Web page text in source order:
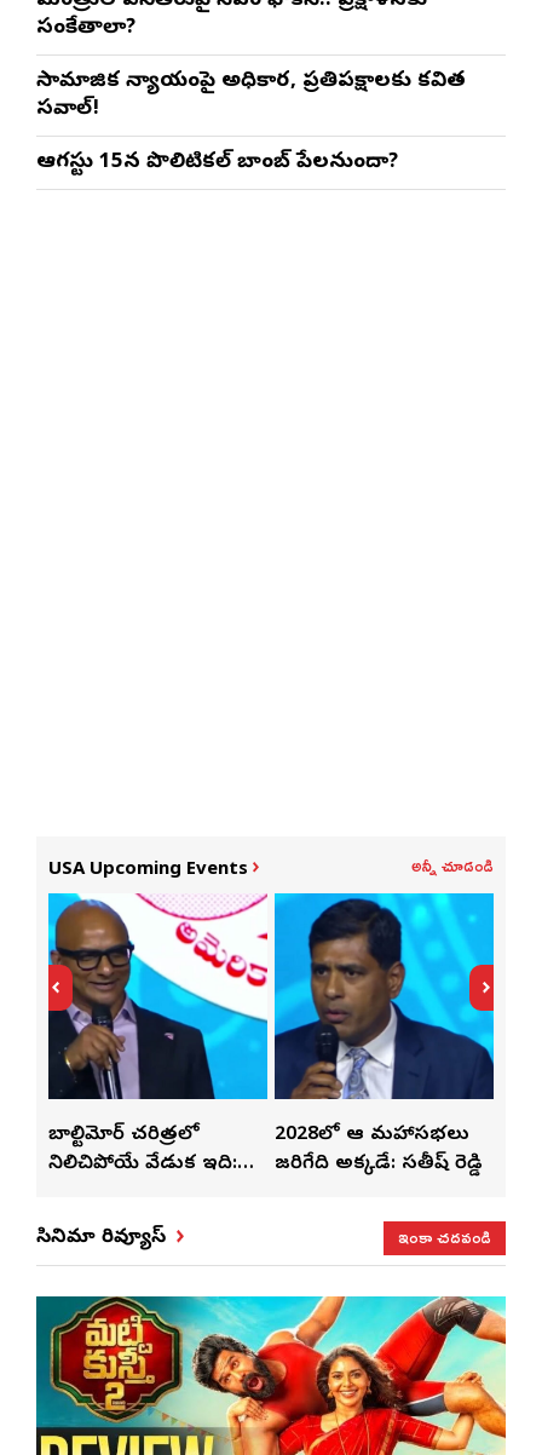
సంకేతాలా?
సామాజిక న్యాయంపై అధికార, ప్రతిపక్షాలకు కవిత
సవాల్!
ఆగస్టు 15న పొలిటికల్ బాంబ్ పేలనుందా?
USA Upcoming Events అన్నీ చూడండి
బాల్టిమోర్ చరిత్రలో
నిలిచిపోయే వేడుక ఇది:
2028లో ఆటా మహాసభలు
జరిగేది అక్కడే: సతీష్ రెడ్డి
సినిమా రివ్యూస్ ఇంకా చదవండి